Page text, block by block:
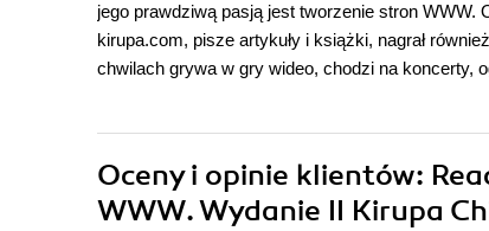
jego prawdziwą pasją jest tworzenie stron
kirupa.com, pisze artykuły i książki, nagrał
chwilach grywa w gry wideo, chodzi na koncerty,
Oceny i opinie klientów:
WWW. Wydanie II Kirupa